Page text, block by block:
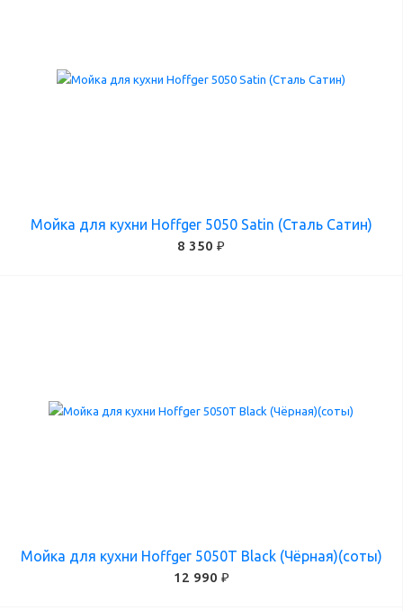
Мойка для кухни Hoffger 5050 Satin (Сталь Сатин)
8 350 ₽
Мойка для кухни Hoffger 5050T Black (Чёрная)(соты)
12 990 ₽